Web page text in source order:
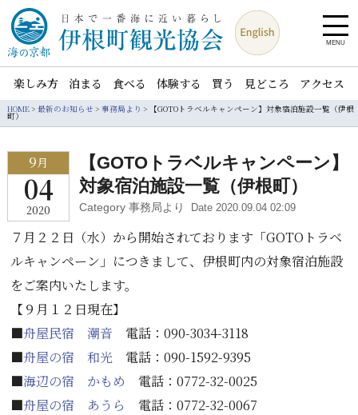
MENU
楽しみ方 泊まる 食べる 体験する 買う 見どころ アクセス
HOME> 最新のお知らせ > 事務局より > 【GOTOトラベルキャンペーン】対象宿泊施設一覧（伊根
町）
9月
04
2020
【GOTOトラベルキャンペーン】
対象宿泊施設一覧（伊根町）
Category 事務局より Date 2020.09.04 02:09
７月２２日（水）から開始されております「GOTOトラベ
ルキャンペーン」につきまして、伊根町内の対象宿泊施設
をご案内いたします。
【９月１２日現在】
■舟屋民宿 潮音 電話：090-3034-3118
■舟屋の宿 和光 電話：090-1592-9395
■海辺の宿 かもめ
電話：0772-32-0025
■舟屋の宿 あうら
電話：0772-32-0067